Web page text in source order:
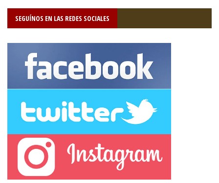
SEGUÍNOS EN LAS REDES SOCIALES